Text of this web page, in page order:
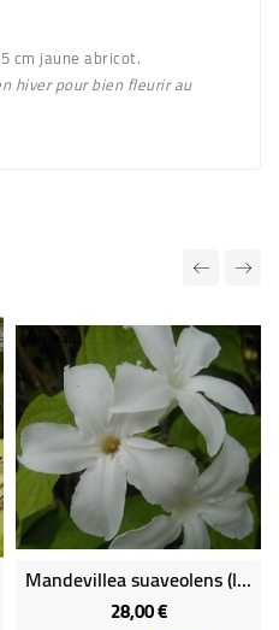
cm jaune abricot.
hiver pour bien fleurir au
Nouveau
Mandevillea suaveolens (lot de 2 plants)
28,00 €Prix